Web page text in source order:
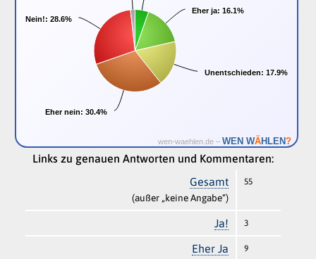
Eher ja: 16.1%
Eher ja: 16.1%
Unentschieden: 17.9%
Unentschieden: 17.9%
Eher nein: 30.4%
Eher nein: 30.4%
Nein!: 28.6%
Nein!: 28.6%
wen-waehlen.de – WEN WÄHLEN?
Links zu genauen Antworten und Kommentaren:
Gesamt
(außer „keine Angabe“)
55
Ja! 3
Eher Ja 9